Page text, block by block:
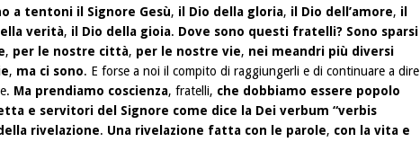
a tentoni il Signore Gesù, il Dio della gloria, il Dio dell’amore, il
verità, il Dio della gioia. Dove sono questi fratelli? Sono sparsi
, per le nostre città, per le nostre vie, nei meandri più diversi
, ma ci sono. E forse a noi il compito di raggiungerli e di continuare a dire
Ma prendiamo coscienza, fratelli, che dobbiamo essere popolo
e servitori del Signore come dice la Dei verbum “verbis
rivelazione. Una rivelazione fatta con le parole, con la vita e